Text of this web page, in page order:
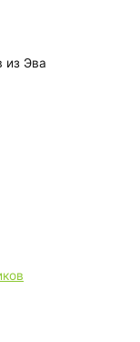
из Эва